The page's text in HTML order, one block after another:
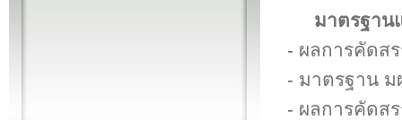
มาตรฐาน
- ผลการคัดส
- มาตรฐาน ม
- ผลการคัดส